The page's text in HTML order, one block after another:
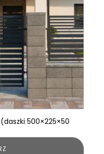
500×225×50